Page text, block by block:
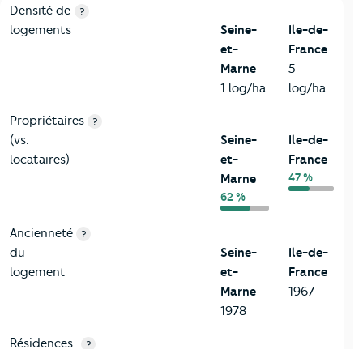
1-Immobilier
Critères Seine-et-Marne
Densité de
logements
?
Seine-
et-
Marne
1 log/ha
Ile-de-
France
5
log/ha
Propriétaires
(vs.
locataires)
?
Seine-
et-
Marne
62 %
Ile-de-
France
47 %
Ancienneté
du
logement
?
Seine-
et-
Marne
1978
Ile-de-
France
1967
Résidences ?